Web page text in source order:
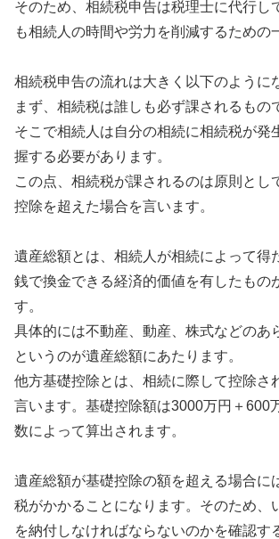
そのため、相続税申告は税理士に代行し
も相続人の時間や労力を削減するための
相続税申告の流れは大きく以下のように
まず、相続税は誰しも必ず課されるもの
そこで相続人は自分の相続に相続税が発
握する必要があります。
この点、相続税が課されるのは原則とし
控除を超えた場合を言います。
遺産総額とは、相続人が相続によって得
銭で換金できる経済的価値を有したもの
す。
具体的には不動産、動産、株式などのあ
というのが遺産総額にあたります。
他方基礎控除とは、相続に際して控除さ
言います。基礎控除額は3000万円＋600
数によって算出されます。
遺産総額が基礎控除の額を超える場合に
税がかかることになります。そのため、
を納付しなければならないのかを確認す